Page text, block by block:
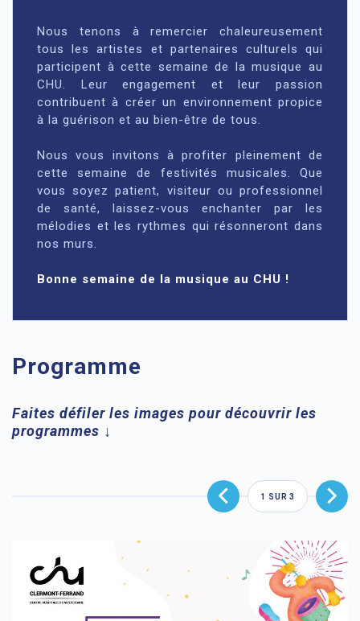
Nous tenons à remercier chaleureusement
tous les artistes et partenaires culturels qui
participent à cette semaine de la musique au
CHU. Leur engagement et leur passion
contribuent à créer un environnement propice
à la guérison et au bien-être de tous.
Nous vous invitons à profiter pleinement de
cette semaine de festivités musicales. Que
vous soyez patient, visiteur ou professionnel
de santé, laissez-vous enchanter par les
mélodies et les rythmes qui résonneront dans
nos murs.
Bonne semaine de la musique au CHU !
Programme
Faites défiler les images pour découvrir les
programmes ↓
1 SUR 3